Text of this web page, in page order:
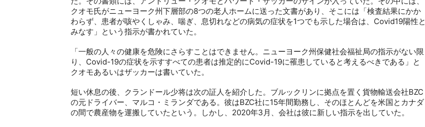
クオモ氏がニューヨーク州下層部の8つの老人ホームに送った文書があり、そこには「検査結果にかか
わらず、患者が咳やくしゃみ、喘ぎ、息切れなどの病気の症状を1つでも示した場合は、 Covid19陽性と
みなす」という指示が書かれていた。
「一般の人々の健康を危険にさらすことはできません。ニューヨーク州保健社会福祉局の指示がない限
り、 Covid-19の症状を示すすべての患者は推定的にCovid-19に罹患していると考えるべきである」と
クオモあるいはザッカーは書いていた。
短い休息の後、クランドール少将は次の証人を紹介した。ブルックリンに拠点を置く貨物輸送会社BZC
の元ドライバー、マルコ・ミランダである。彼はBZC社に15年間勤務し、そのほとんどを米国とカナダ
の間で農産物を運搬していたという。しかし、 2020年3月、会社は彼に新しい指示を出していた。